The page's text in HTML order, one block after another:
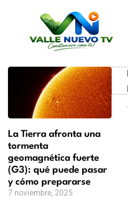
La Tierra afronta una
tormenta
geomagnética fuerte
(G3): qué puede pasar
y cómo prepararse
7 noviembre, 2025